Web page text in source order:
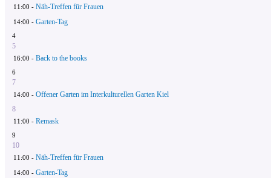
11:00 - Näh-Treffen für Frauen
14:00 - Garten-Tag
4
5
16:00 - Back to the books
6
7
14:00 - Offener Garten im Interkulturellen Garten Kiel
8
11:00 - Remask
9
10
11:00 - Näh-Treffen für Frauen
14:00 - Garten-Tag